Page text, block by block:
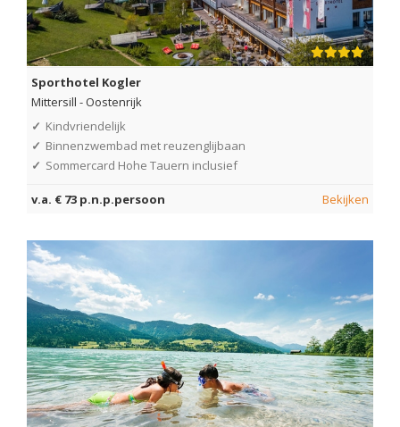
Sporthotel Kogler
Mittersill -Oostenrijk
✓ Kindvriendelijk
✓ Binnenzwembad met reuzenglijbaan
✓ Sommercard Hohe Tauern inclusief
v.a. € 73 p.n.p.persoon Bekijken